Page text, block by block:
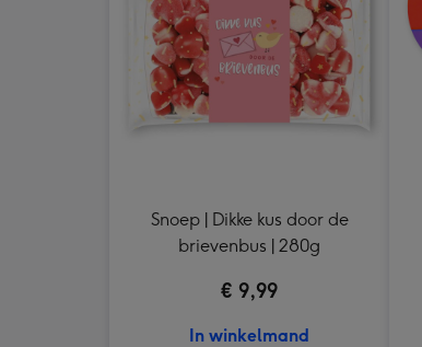
Snoep | Dikke kus door de
brievenbus | 280g
€ 9,99
In winkelmand